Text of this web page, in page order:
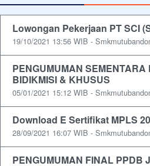
Lowongan Pekerjaan PT SCI
19/10/2021 13:56 WIB -
PENGUMUMAN
BIDIKMISI & KHUSUS
05/01/2021 15:12 WIB -
Download E Sertifikat MPLS
28/09/2021 16:07 WIB -
PENGUMUMAN FINAL PPDB